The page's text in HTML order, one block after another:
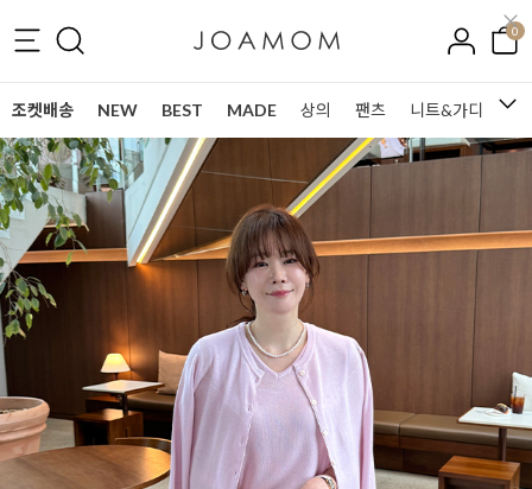
0
조켓배송 NEW BEST MADE 상의 팬츠 니트&가디건